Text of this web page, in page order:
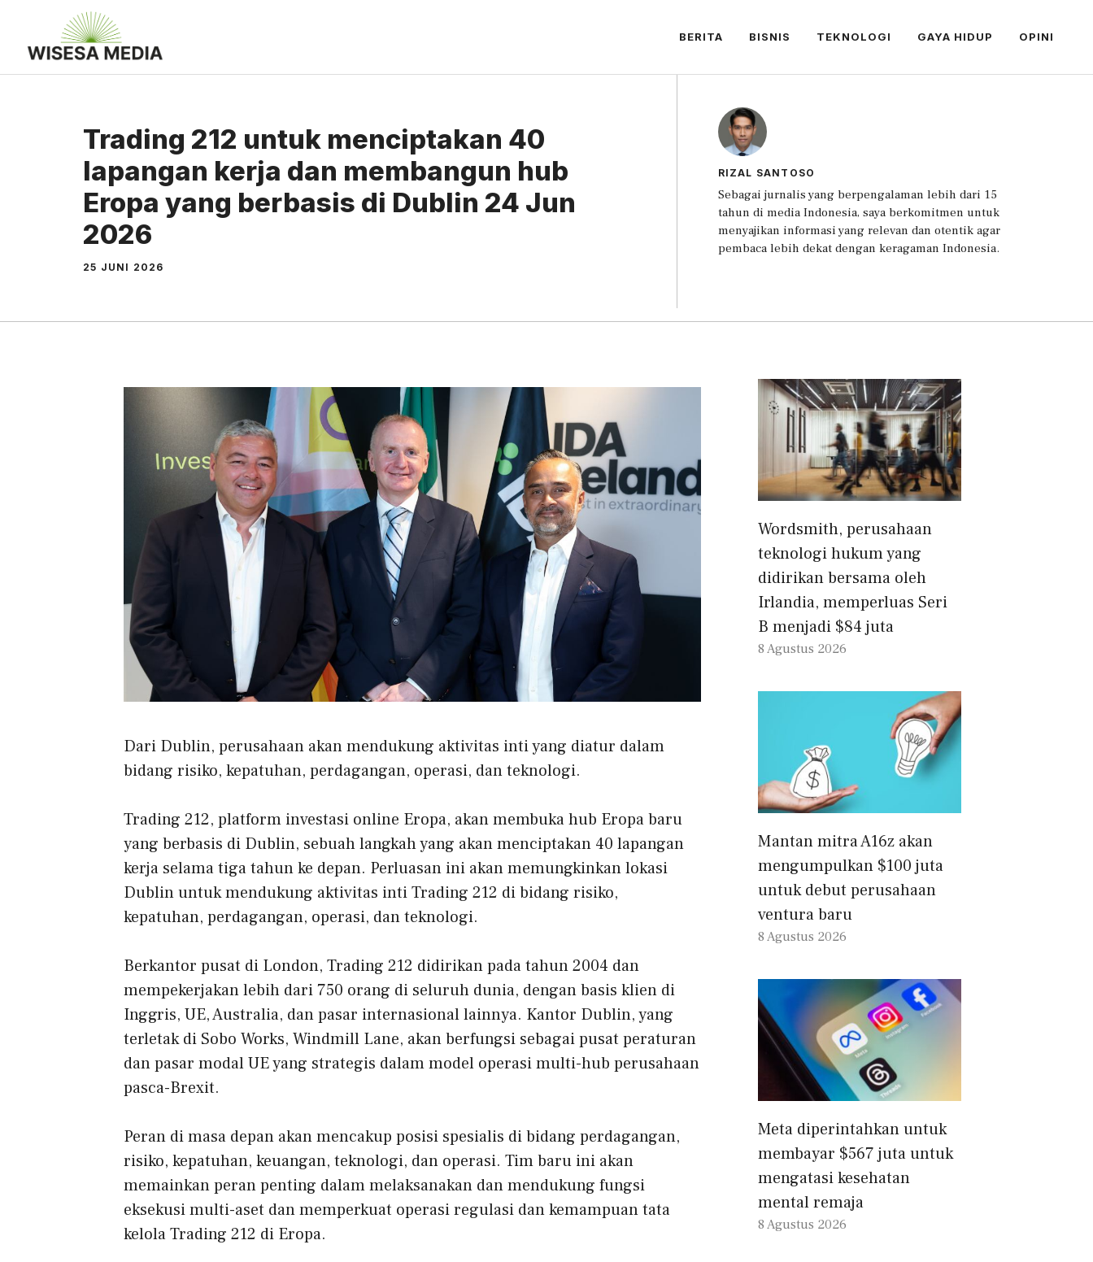
BERITA BISNIS TEKNOLOGI GAYA HIDUP OPINI
Trading 212 untuk menciptakan 40
lapangan kerja dan membangun hub
Eropa yang berbasis di Dublin 24 Jun
2026
25 JUNI 2026
RIZAL SANTOSO
Sebagai jurnalis yang berpengalaman lebih dari 15
tahun di media Indonesia, saya berkomitmen untuk
menyajikan informasi yang relevan dan otentik agar
pembaca lebih dekat dengan keragaman Indonesia.
Dari Dublin, perusahaan akan mendukung aktivitas inti yang diatur dalam
bidang risiko, kepatuhan, perdagangan, operasi, dan teknologi.
Trading 212, platform investasi online Eropa, akan membuka hub Eropa baru
yang berbasis di Dublin, sebuah langkah yang akan menciptakan 40 lapangan
kerja selama tiga tahun ke depan. Perluasan ini akan memungkinkan lokasi
Dublin untuk mendukung aktivitas inti Trading 212 di bidang risiko,
kepatuhan, perdagangan, operasi, dan teknologi.
Berkantor pusat di London, Trading 212 didirikan pada tahun 2004 dan
mempekerjakan lebih dari 750 orang di seluruh dunia, dengan basis klien di
Inggris, UE, Australia, dan pasar internasional lainnya. Kantor Dublin, yang
terletak di Sobo Works, Windmill Lane, akan berfungsi sebagai pusat peraturan
dan pasar modal UE yang strategis dalam model operasi multi-hub perusahaan
pasca-Brexit.
Peran di masa depan akan mencakup posisi spesialis di bidang perdagangan,
risiko, kepatuhan, keuangan, teknologi, dan operasi. Tim baru ini akan
memainkan peran penting dalam melaksanakan dan mendukung fungsi
eksekusi multi-aset dan memperkuat operasi regulasi dan kemampuan tata
kelola Trading 212 di Eropa.
Wordsmith, perusahaan
teknologi hukum yang
didirikan bersama oleh
Irlandia, memperluas Seri
B menjadi $84 juta
8 Agustus 2026
Mantan mitra A16z akan
mengumpulkan $100 juta
untuk debut perusahaan
ventura baru
8 Agustus 2026
Meta diperintahkan untuk
membayar $567 juta untuk
mengatasi kesehatan
mental remaja
8 Agustus 2026